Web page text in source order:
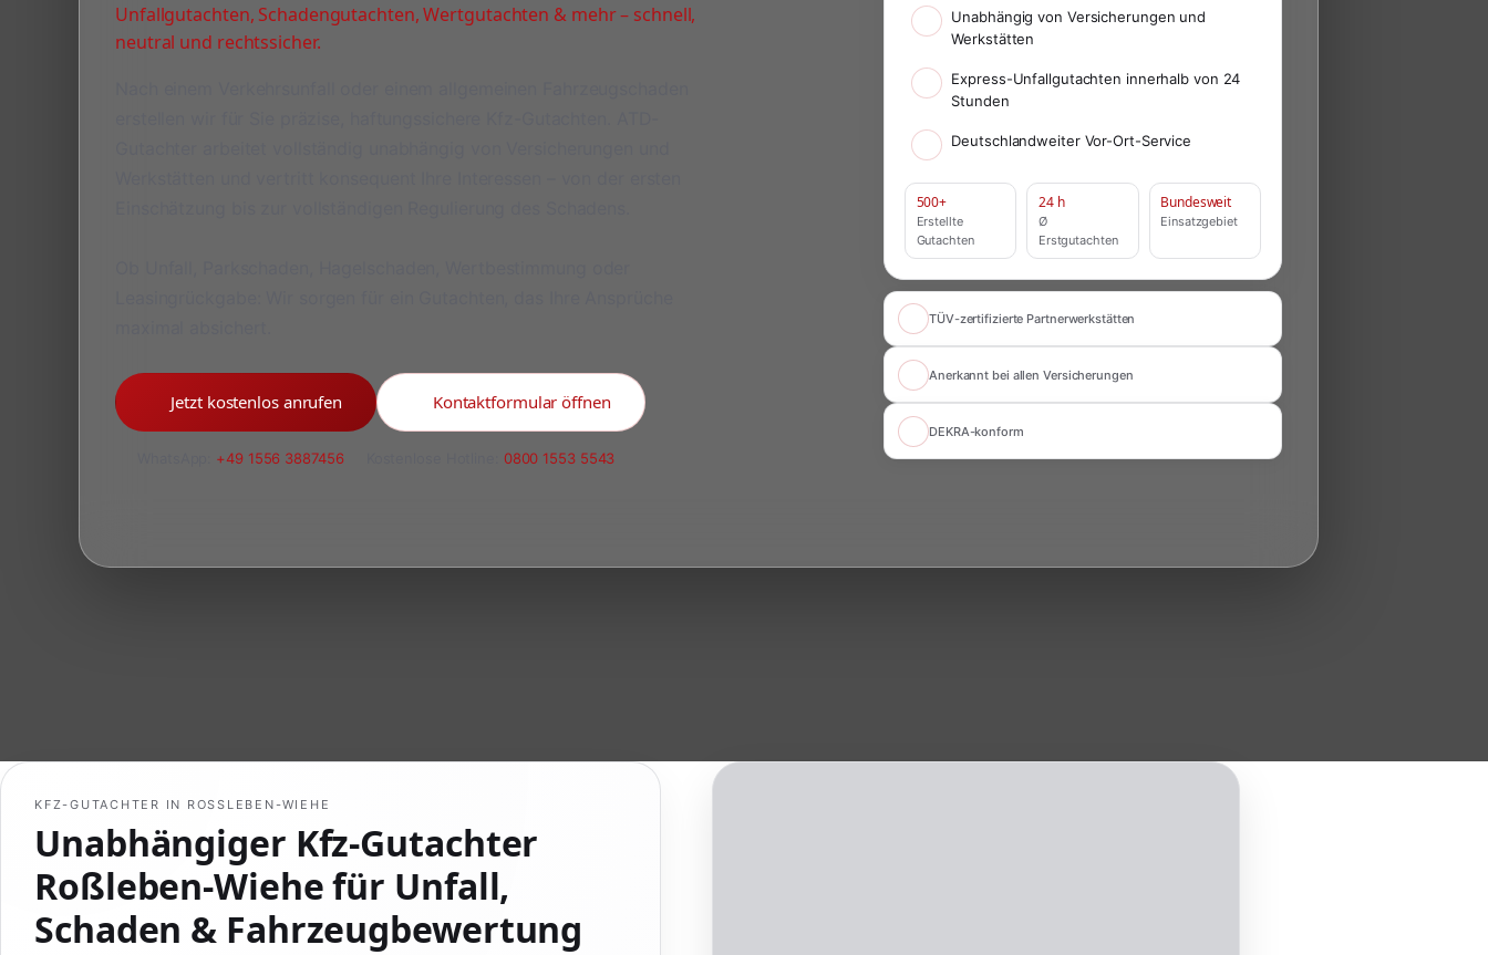
Unfallgutachten, Schadengutachten, Wertgutachten & mehr – schnell,
neutral und rechtssicher.
Jetzt kostenlos anrufen Kontaktformular öffnen
+49 1556 3887456 0800 1553 5543
Unabhängig von Versicherungen und
Werkstätten
Express-Unfallgutachten innerhalb von 24
Stunden
Deutschlandweiter Vor-Ort-Service
500+
Erstellte
Gutachten
24 h
Ø
Erstgutachten
Bundesweit
Einsatzgebiet
TÜV-zertifizierte Partnerwerkstätten
Anerkannt bei allen Versicherungen
DEKRA-konform
KFZ-GUTACHTER IN ROSSLEBEN-WIEHE
Unabhängiger Kfz-Gutachter
Roßleben-Wiehe für Unfall,
Schaden & Fahrzeugbewertung